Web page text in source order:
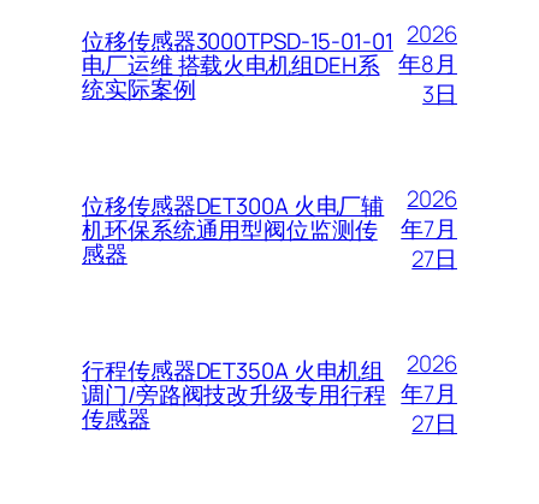
位移传感器3000TPSD-15-01-01
电厂运维 搭载火电机组DEH系
统实际案例
2026
年8月
3日
位移传感器DET300A 火电厂辅
机环保系统通用型阀位监测传
感器
2026
年7月
27日
行程传感器DET350A 火电机组
调门/旁路阀技改升级专用行程
传感器
2026
年7月
27日